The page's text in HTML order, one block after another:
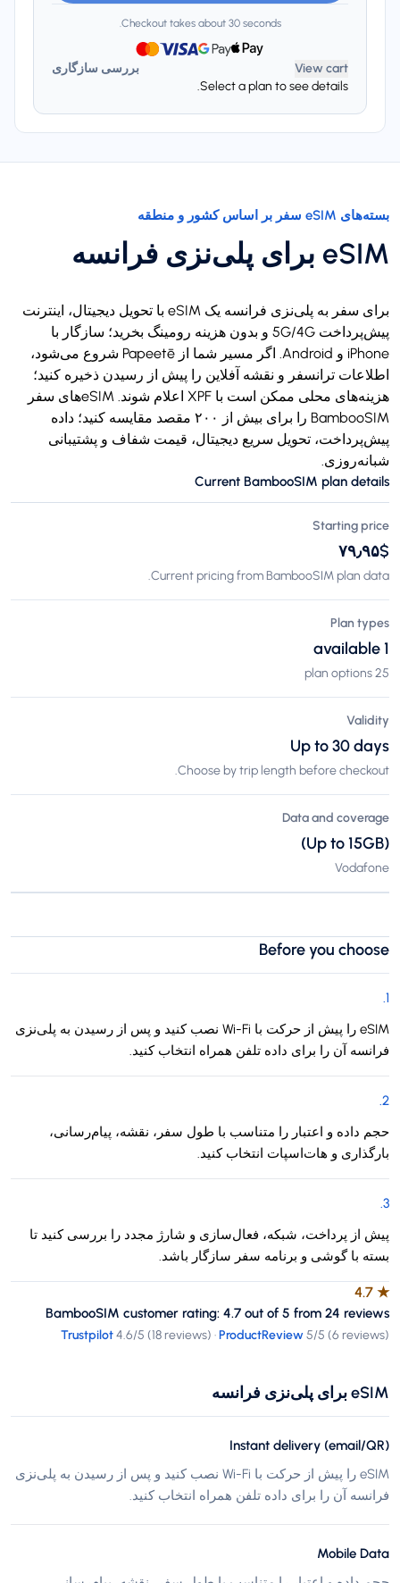
Checkout takes about 30 seconds.
View cart
بررسی سازگاری
Select a plan to see details.
بسته‌های eSIM سفر بر اساس کشور و منطقه
eSIM برای پلی‌نزی فرانسه
برای سفر به پلی‌نزی فرانسه یک eSIM با تحویل دیجیتال، اینترنت
پیش‌پرداخت 5G/4G و بدون هزینه رومینگ بخرید؛ سازگار با
iPhone و Android. اگر مسیر شما از Papeetē شروع می‌شود،
اطلاعات ترانسفر و نقشه آفلاین را پیش از رسیدن ذخیره کنید؛
هزینه‌های محلی ممکن است با XPF اعلام شوند. eSIMهای سفر
BambooSIM را برای بیش از ۲۰۰ مقصد مقایسه کنید؛ داده
پیش‌پرداخت، تحویل سریع دیجیتال، قیمت شفاف و پشتیبانی
شبانه‌روزی.
Current BambooSIM plan details
Starting price
$‎۷۹٫۹۵
Current pricing from BambooSIM plan data.
Plan types
1 available
25 plan options
Validity
Up to 30 days
Choose by trip length before checkout.
Data and coverage
(Up to 15GB)
Vodafone
Before you choose
1
.
eSIM را پیش از حرکت با Wi-Fi نصب کنید و پس از رسیدن به پلی‌نزی
فرانسه آن را برای داده تلفن همراه انتخاب کنید.
2
.
حجم داده و اعتبار را متناسب با طول سفر، نقشه، پیام‌رسانی،
بارگذاری و هات‌اسپات انتخاب کنید.
3
.
پیش از پرداخت، شبکه، فعال‌سازی و شارژ مجدد را بررسی کنید تا
بسته با گوشی و برنامه سفر سازگار باشد.
★
4.7
BambooSIM customer rating: 4.7 out of 5 from 24 reviews
Trustpilot4.6/5 (18 reviews) ·ProductReview5/5 (6 reviews)
eSIM برای پلی‌نزی فرانسه
Instant delivery (email/QR)
eSIM را پیش از حرکت با Wi-Fi نصب کنید و پس از رسیدن به پلی‌نزی
فرانسه آن را برای داده تلفن همراه انتخاب کنید.
Mobile Data